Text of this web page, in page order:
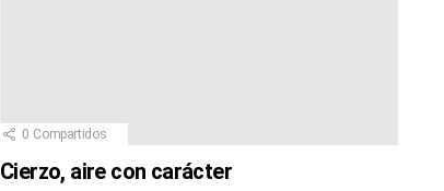
0 Compartidos
Cierzo, aire con carácter